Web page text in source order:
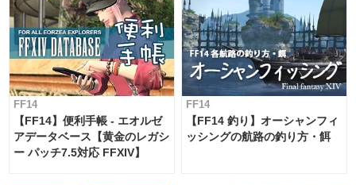
FF14
【FF14】便利手帳 - エオルゼ
アデータベース【黄金のレガシ
ー パッチ7.5対応 FFXIV】
FF14
【FF14 釣り】オーシャンフィ
ッシングの航路の釣り方・餌